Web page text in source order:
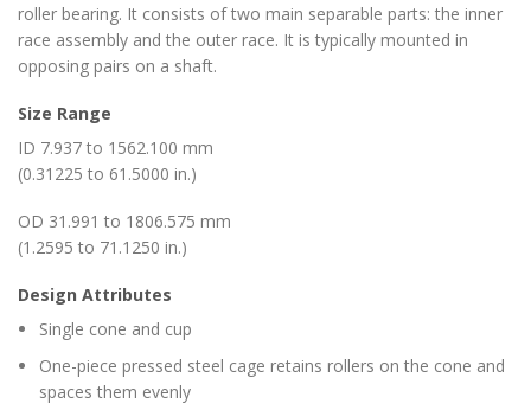
roller bearing. It consists of two main separable parts: the inner
race assembly and the outer race. It is typically mounted in
opposing pairs on a shaft.
Size Range
ID 7.937 to 1562.100 mm
(0.31225 to 61.5000 in.)
OD 31.991 to 1806.575 mm
(1.2595 to 71.1250 in.)
Design Attributes
Single cone and cup
One-piece pressed steel cage retains rollers on the cone and
spaces them evenly